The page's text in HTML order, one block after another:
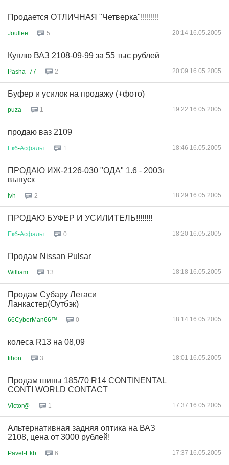
Продается ОТЛИЧНАЯ "Четверка"!!!!!!!!!
Joullee 5 20:14 16.05.2005
Куплю ВАЗ 2108-09-99 за 55 тыс рублей
Pasha_77 2 20:09 16.05.2005
Буфер и усилок на продажу (+фото)
puza 1 19:22 16.05.2005
продаю ваз 2109
Екб-Асфальт 1 18:46 16.05.2005
ПРОДАЮ ИЖ-2126-030 "ОДА" 1.6 - 2003г
выпуск
Ivh 2 18:29 16.05.2005
ПРОДАЮ БУФЕР И УСИЛИТЕЛЬ!!!!!!!!
Екб-Асфальт 0 18:20 16.05.2005
Продам Nissan Pulsar
William 13 18:18 16.05.2005
Продам Субару Легаси
Ланкастер(Оутбэк)
66CyberMan66™ 0 18:14 16.05.2005
колеса R13 на 08,09
tihon 3 18:01 16.05.2005
Продам шины 185/70 R14 CONTINENTAL
CONTI WORLD CONTACT
Victor@ 1 17:37 16.05.2005
Альтернативная задняя оптика на ВАЗ
2108, цена от 3000 рублей!
Pavel-Ekb 6 17:37 16.05.2005